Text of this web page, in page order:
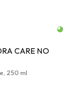
CARE NO
250 ml